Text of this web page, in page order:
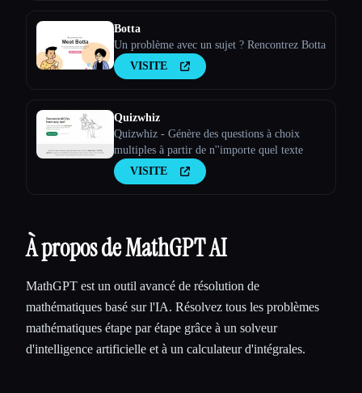
Botta
Un problème avec un sujet ? Rencontrez Botta
VISITE
Quizwhiz
Quizwhiz - Génère des questions à choix
multiples à partir de n''importe quel texte
VISITE
À propos de MathGPT AI
MathGPT est un outil avancé de résolution de
mathématiques basé sur l'IA. Résolvez tous les problèmes
mathématiques étape par étape grâce à un solveur
d'intelligence artificielle et à un calculateur d'intégrales.